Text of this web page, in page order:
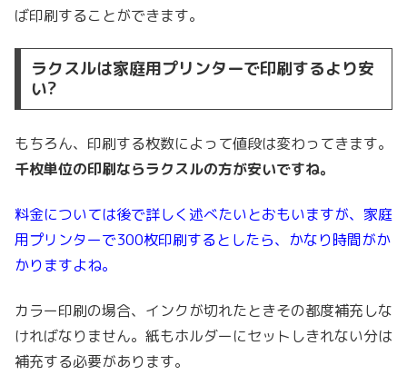
ば印刷することができます。
ラクスルは家庭用プリンターで印刷するより安
い?
もちろん、印刷する枚数によって値段は変わってきます。
千枚単位の印刷ならラクスルの方が安いですね。
料金については後で詳しく述べたいとおもいますが、家庭
用プリンターで300枚印刷するとしたら、かなり時間がか
かりますよね。
カラー印刷の場合、インクが切れたときその都度補充しな
ければなりません。紙もホルダーにセットしきれない分は
補充する必要があります。